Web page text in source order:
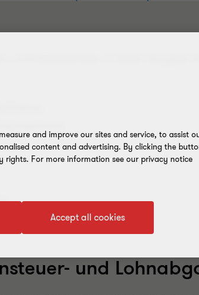
und Mittelbetriebe. In dieser Ausgabe
und
and improve our sites and service, to assist
content and advertising. By clicking the
rights. For more information see our privacy notice
Accept all cookies